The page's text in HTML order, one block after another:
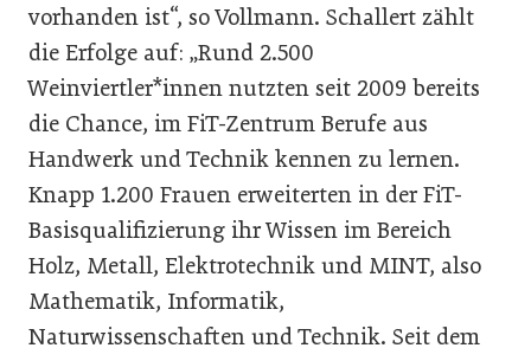
vorhanden ist“, so Vollmann. Schallert zählt
die Erfolge auf: „Rund 2.500
Weinviertler*innen nutzten seit 2009 bereits
die Chance, im FiT-Zentrum Berufe aus
Handwerk und Technik kennen zu lernen.
Knapp 1.200 Frauen erweiterten in der FiT-
Basisqualifizierung ihr Wissen im Bereich
Holz, Metall, Elektrotechnik und MINT, also
Mathematik, Informatik,
Naturwissenschaften und Technik. Seit dem